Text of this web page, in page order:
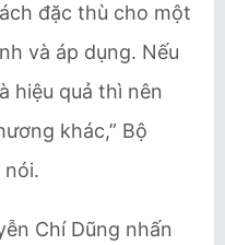
đặc thù cho một
và áp dụng. Nếu
hiệu quả thì nên
khác,” Bộ
nói.
Chí Dũng nhấn